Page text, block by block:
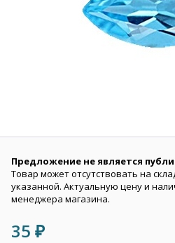
Предложение не является
Товар может отсутствовать на
указанной. Актуальную цену и
менеджера магазина.
35 ₽